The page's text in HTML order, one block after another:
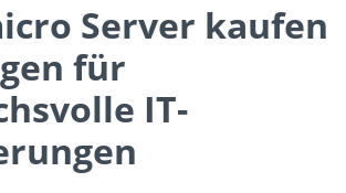
Server kaufen
für
IT-